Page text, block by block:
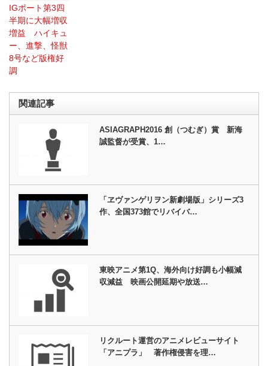
IGポート第3四
半期に大幅増収
増益 ハイキュ
ー、進撃、怪獣
8号など版権好
調
関連記事
ASIAGRAPH2016 創（つむぎ）賞 新海
誠監督が受賞、1…
「ヱヴァンゲリヲン新劇場版」シリーズ3
作、全国373館でリバイバ…
東映アニメ第1Q、海外向け好調も小幅減
収減益 映画公開延期や放送…
リクルート運営のアニメレビューサイト
「アニプラ」 著作権侵害を理…